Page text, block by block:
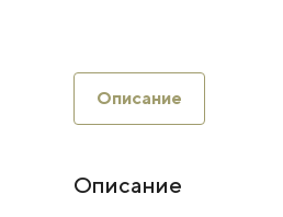
Описание
Описание